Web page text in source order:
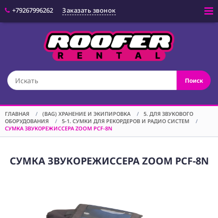
+79267996262 Заказать звонок
Поиск
(OPT) ОПТИКА
ОБОРУДОВАНИЕ
(LGT) СВЕТОВОЕ
ОБОРУДОВАНИЕ
СПЕЦЭФФЕКТЫ
(SND) ЗВУКОВОЕ
ОБОРУДОВАНИЕ
ГЛАВНАЯ / (BAG) ХРАНЕНИЕ И ЭКИПИРОВКА /
5. ДЛЯ ЗВУКОВОГО
ОБОРУДОВАНИЯ
/ 5-1. СУМКИ ДЛЯ РЕКОРДЕРОВ И РАДИО СИСТЕМ
/
СУМКА ЗВУКОРЕЖИССЕРА ZOOM PCF-8N
СУМКА ЗВУКОРЕЖИССЕРА ZOOM PCF-8N